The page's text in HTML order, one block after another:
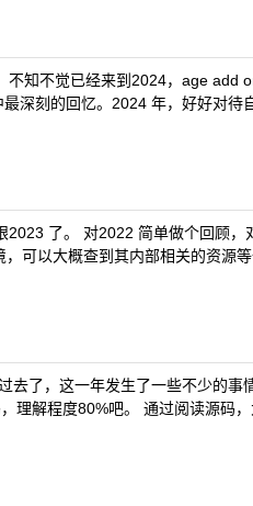
不知不觉已经来到2024，age add
深刻的回忆。2024 年，好好对
2023 了。 对2022 简单做个回顾
，可以大概查到其内部相关的资源
去了，这一年发生了一些不少的
理解程度80%吧。 通过阅读源码